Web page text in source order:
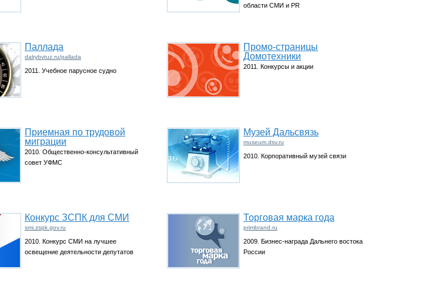
области СМИ и PR
Паллада
dalrybvtuz.ru/pallada
2011. Учебное парусное судно
Промо-страницы
Домотехники
2011. Конкурсы и акции
Приемная по трудовой
миграции
2010. Общественно-консультативный
совет УФМС
Музей Дальсвязь
museum.dsv.ru
2010. Корпоративный музей связи
Конкурс ЗСПК для СМИ
smi.zspk.gov.ru
2010. Конкурс СМИ на лучшее
освещение деятельности депутатов
Торговая марка года
primbrand.ru
2009. Бизнес-награда Дальнего востока
России